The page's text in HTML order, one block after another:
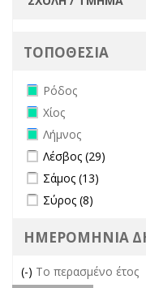
ΤΟΠΟΘΕΣΙΑ
Remove Ρόδος filter
Ρόδος
Remove Χίος filter
Χίος
Remove Λήμνος filter
Λήμνος
Apply Λέσβος filter
Λέσβος (29)
Apply Σάμος filter
Σάμος (13)
Apply Σύρος filter
Σύρος (8)
ΗΜΕΡΟΜΗΝΙΑ
(-) Remove Το
Το περασμένο έτος